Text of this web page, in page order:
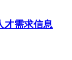
才需求信息